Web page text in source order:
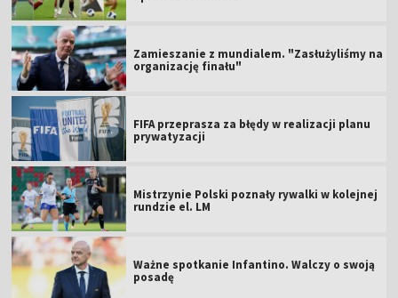
Zamieszanie z mundialem. "Zasłużyliśmy na
organizację finału"
FIFA przeprasza za błędy w realizacji planu
prywatyzacji
Mistrzynie Polski poznały rywalki w kolejnej
rundzie el. LM
Ważne spotkanie Infantino. Walczy o swoją
posadę